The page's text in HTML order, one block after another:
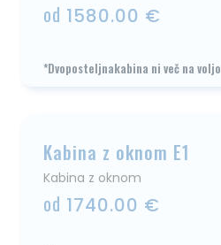
od 1580.00 €
*Dvoposteljnakabina ni več na voljo
Kabina z oknom E1
Kabina z oknom
od 1740.00 €